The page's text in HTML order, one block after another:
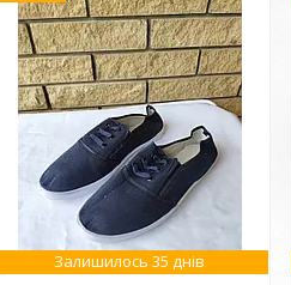
Залишилось 35 днів